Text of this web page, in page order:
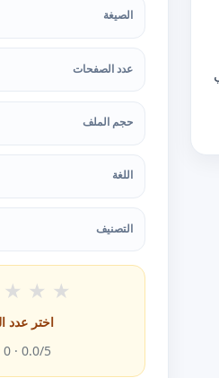
الصيغة
عدد الصفحات
حجم الملف
اللغة
التصنيف
★ ★ ★
اختر عدد
0.0/5 ·
0